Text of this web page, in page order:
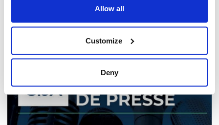
Allow all
Customize
Deny
(The Canadian Jewish News)
21 mars 2025